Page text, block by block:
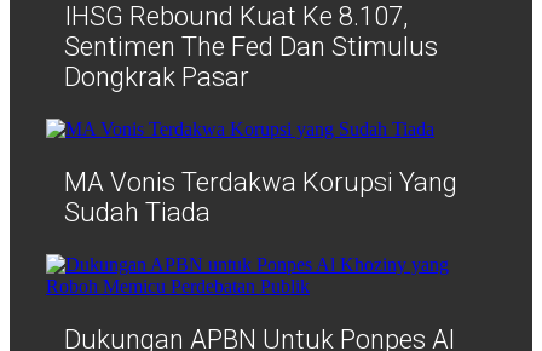
IHSG Rebound Kuat Ke 8.107,
Sentimen The Fed Dan Stimulus
Dongkrak Pasar
MA Vonis Terdakwa Korupsi Yang
Sudah Tiada
Dukungan APBN Untuk Ponpes Al